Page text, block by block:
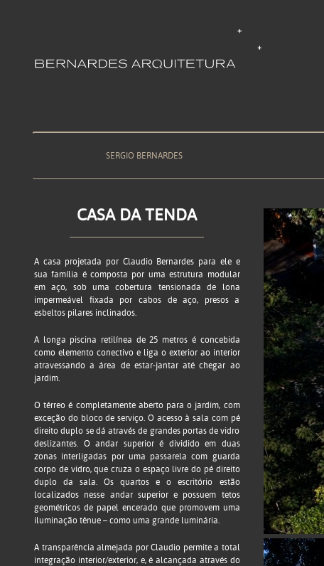
SERGIO BERNARDES
CASA DA TENDA
A casa projetada por Claudio Bernardes para ele e
sua família é composta por uma estrutura modular
em aço, sob uma cobertura tensionada de lona
impermeável fixada por cabos de aço, presos a
esbeltos pilares inclinados.
A longa piscina retilínea de 25 metros é concebida
como elemento conectivo e liga o exterior ao interior
atravessando a área de estar-jantar até chegar ao
jardim.
O térreo é completamente aberto para o jardim, com
exceção do bloco de serviço. O acesso à sala com pé
direito duplo se dá através de grandes portas de vidro
deslizantes. O andar superior é dividido em duas
zonas interligadas por uma passarela com guarda
corpo de vidro, que cruza o espaço livre do pé direito
duplo da sala. Os quartos e o escritório estão
localizados nesse andar superior e possuem tetos
geométricos de papel encerado que promovem uma
iluminação tênue – como uma grande luminária.
A transparência almejada por Claudio permite a total
integração interior/exterior, e, é alcançada através do